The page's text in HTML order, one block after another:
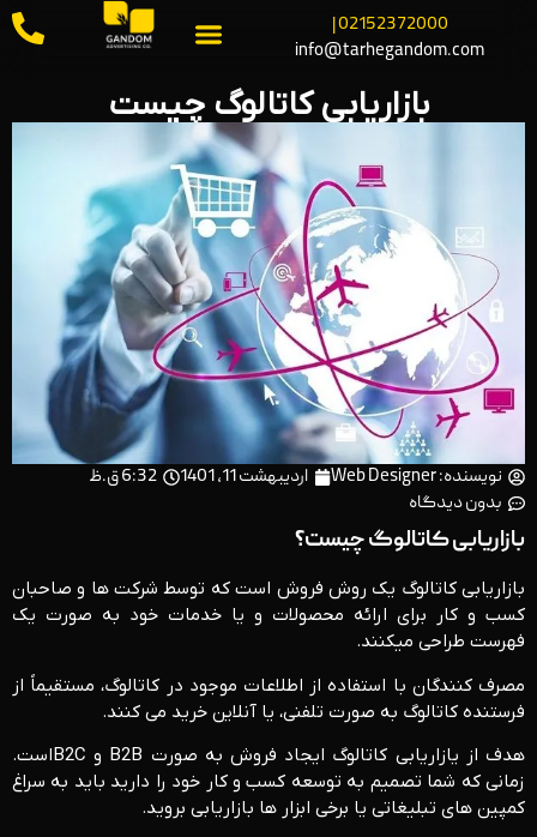
02152372000 |
info@tarhegandom.com
بازاریابی کاتالوگ چیست
نویسنده: اردیبهشت 11, 1401
6:32 ق.ظ
بدون دیدگاه
بازاریابی کاتالوگ چیست؟
بازاریابی کاتالوگ یک روش فروش است که توسط شرکت ها و صاحبان
کسب و کار برای ارائه محصولات و یا خدمات خود به صورت یک
فهرست طراحی میکنند.
مصرف کنندگان با استفاده از اطلاعات موجود در کاتالوگ، مستقیماً از
فرستنده کاتالوگ به صورت تلفنی، یا آنلاین خرید می کنند.
هدف از یازاریابی کاتالوگ ایجاد فروش به صورت B2B و B2Cاست.
زمانی که شما تصمیم به توسعه کسب و کار خود را دارید باید به سراغ
کمپین های تبلیغاتی یا برخی ابزار ها بازاریابی بروید.